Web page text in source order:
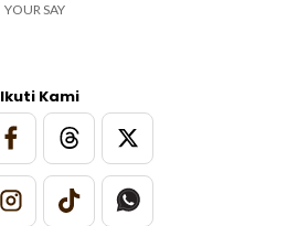
YOUR SAY
Ikuti Kami